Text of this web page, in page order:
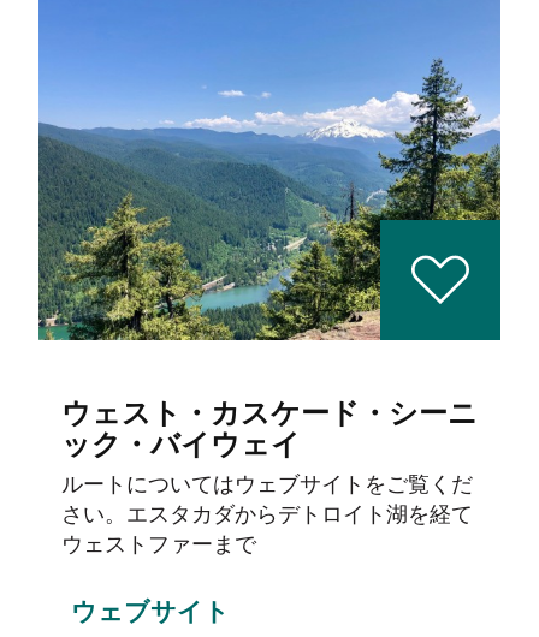
ウェスト・カスケード・シーニ
ック・バイウェイ
ルートについてはウェブサイトをご覧くだ
さい。エスタカダからデトロイト湖を経て
ウェストファーまで
ウェブサイト